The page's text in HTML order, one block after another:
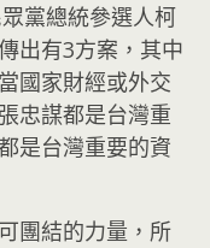
黨總統參選人柯
出有3方案，其中
國家財經或外交
忠謀都是台灣重
是台灣重要的資
團結的力量，所